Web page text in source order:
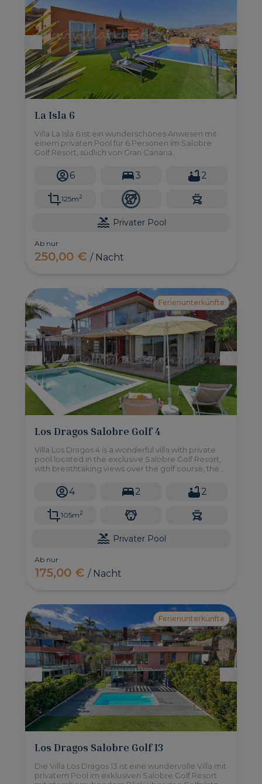
La Isla 6
Villa La Isla 6 ist ein wunderschönes Anwesen mit
einem privaten Pool für 6 Personen im Salobre
Golf Resort, südlich von Gran Canaria.
6 3 2
125m2
Privater Pool
Ab nur
250,00 €/ Nacht
Ferienunterkünfte
Los Dragos Salobre Golf 4
Villa Los Dragos 4 is a wonderful villa with private
pool located in the exclusive Salobre Golf Resort,
with breathtaking views over the golf course, the
on 2 bedrooms, private garden and solarium.
4 2 2
105m2
Privater Pool
Ab nur
175,00 €/ Nacht
Ferienunterkünfte
Los Dragos Salobre Golf 13
Die Villa Los Dragos 13 ist eine wundervolle Villa mit
privatem Pool im exklusiven Salobre Golf Resort